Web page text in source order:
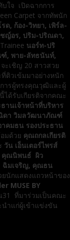
ใจ เปิดฉากการ
Carpet จากทัพนัก
ด, ก้อง-วิทยา, เพิร์ล-
ญ์อร, ปริม-ปริณดา,
นอร์ท-ปริ
, พาย-ลัทธนันท์,
จะเชิญ 20 สาวสวย
ติวเข้มมาอย่างหนัก
ารผู้ทรงคุณวุฒิและผู้
ได้รับเกียรติจากคณะ
านเจ้าหน้าที่บริหาร
ดา วิมลวัฒนาภัณฑ์
คมธน รองประธาน
ด้วย คุณถกลเกียรติ
วัน เอ็นเตอร์ไพรส์
คุณนิพนธ์ ผิว
ฉิมเจริญ, คุณธน
นักแสดงแถวหน้าของ
MUSE BY
31 ที่มาร่วมเป็นคณะ
นำแก่ผู้เข้าแข่งขัน